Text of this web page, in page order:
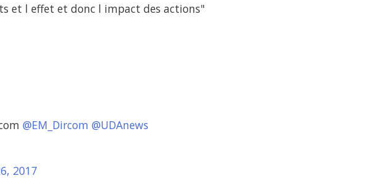
et l effet et donc l impact des actions"
@EM_Dircom @UDAnews
2017